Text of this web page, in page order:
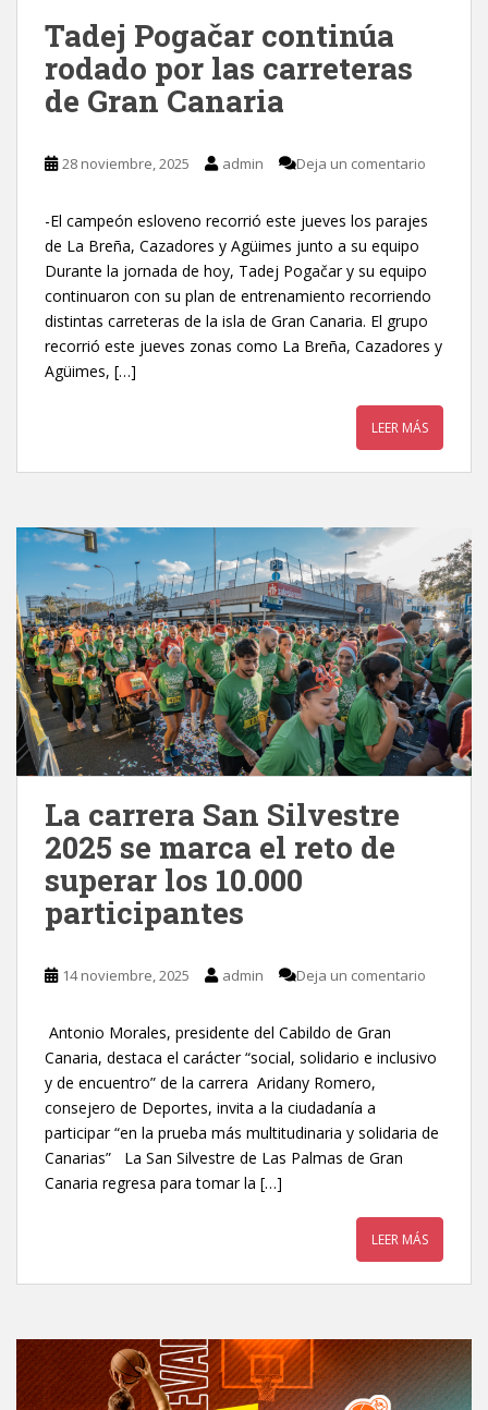
Tadej Pogačar continúa
rodado por las carreteras
de Gran Canaria
28 noviembre, 2025 admin Deja un comentario
-El campeón esloveno recorrió este jueves los parajes
de La Breña, Cazadores y Agüimes junto a su equipo
Durante la jornada de hoy, Tadej Pogačar y su equipo
continuaron con su plan de entrenamiento recorriendo
distintas carreteras de la isla de Gran Canaria. El grupo
recorrió este jueves zonas como La Breña, Cazadores y
Agüimes, […]
LEER MÁS
La carrera San Silvestre
2025 se marca el reto de
superar los 10.000
participantes
14 noviembre, 2025 admin Deja un comentario
Antonio Morales, presidente del Cabildo de Gran
Canaria, destaca el carácter “social, solidario e inclusivo
y de encuentro” de la carrera Aridany Romero,
consejero de Deportes, invita a la ciudadanía a
participar “en la prueba más multitudinaria y solidaria de
Canarias” La San Silvestre de Las Palmas de Gran
Canaria regresa para tomar la […]
LEER MÁS